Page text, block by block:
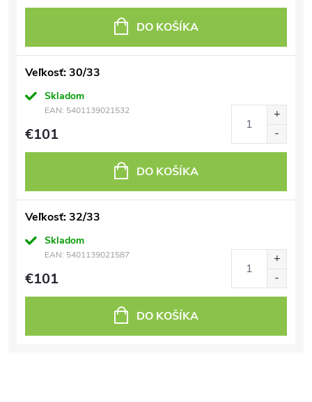
DO KOŠÍKA
Veľkosť: 30/33
Skladom
EAN: 5401139021532
€101
DO KOŠÍKA
Veľkosť: 32/33
Skladom
EAN: 5401139021587
€101
DO KOŠÍKA